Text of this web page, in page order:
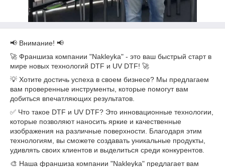
📢 Внимание! 📢
🚀 Франшиза компании "Nakleyka" - это ваш быстрый старт в
мире новых технологий DTF и UV DTF! 🚀
💡 Хотите достичь успеха в своем бизнесе? Мы предлагаем
вам проверенные инструменты, которые помогут вам
добиться впечатляющих результатов.
✅ Что такое DTF и UV DTF? Это инновационные технологии,
которые позволяют наносить яркие и качественные
изображения на различные поверхности. Благодаря этим
технологиям, вы сможете создавать уникальные продукты,
удивлять своих клиентов и выделиться среди конкурентов.
🎨 Наша франшиза компании "Nakleyka" предлагает вам